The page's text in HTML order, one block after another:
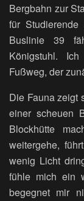
Bergbahn zur
für
Buslinie 39
Königstuhl.
Fußweg, der
Die Fauna zeigt
einer scheuen
Blockhütte
weitergehe,
wenig Licht
fühle mich ein
begegnet mir